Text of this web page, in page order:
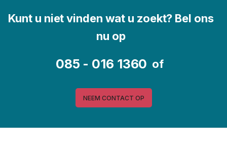
Kunt u niet vinden wat u zoekt? Bel ons
nu op
085 - 016 1360 of
NEEM CONTACT OP